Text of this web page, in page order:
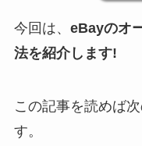
今回は、 eBayのオ
法を紹介します!
この記事を読めば
す。